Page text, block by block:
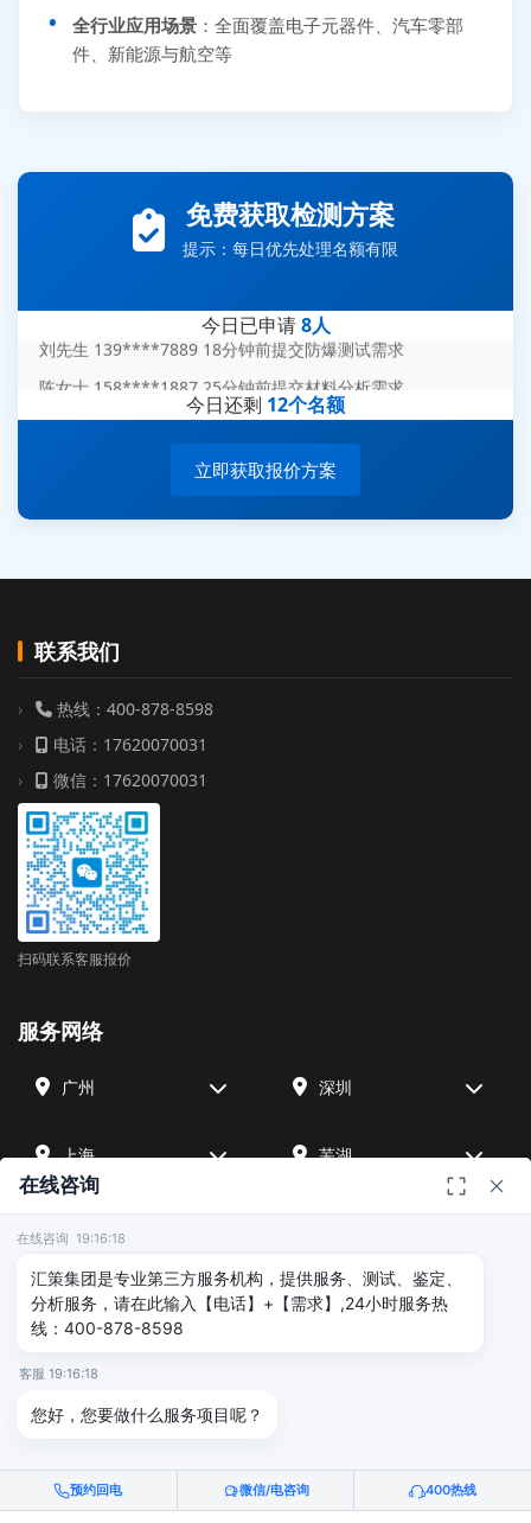
全行业应用场景 ：全面覆盖电子元器件、汽车零部
件、新能源与航空等
免费获取检测方案
提示：每日优先处理名额有限
今日已申请8人
李女士 159****5393 3分钟前提交可靠性测试需求
王经理 186****9012 7分钟前提交并网/涉网试验需求
刘先生 139****7889 18分钟前提交防爆测试需求
杨经理 187****6696 30分钟前提交无人机测试需求
周总 136****0539 35分钟前提交机器人测试需求
今日还剩 12个名额
立即获取报价方案
联系我们
热线：400-878-8598
电话：17620070031
微信：17620070031
扫码联系客服报价
服务网络
广州 深圳
上海 芜湖
北京 武汉
友情链接
广州海沣检测 汇策可靠性检测
© 2026 深圳汇策众创空间管理有限公司 & 广州海沣检测认证有限公司
在线咨询
在线咨询 19:16:18
汇策集团是专业第三方服务机构，提供服务、测试、鉴定、
分析服务，请在此输入【电话】+【需求】,24小时服务热
线：400-878-8598
客服 19:16:18
您好，您要做什么服务项目呢？
预约回电 微信/电咨询 400热线